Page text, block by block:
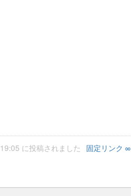
19:05 に投稿されました 固定リンク ∞